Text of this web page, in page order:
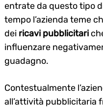
entrate da questo tipo
tempo l’azienda teme
dei ricavi pubblicitari
influenzare
guadagno.
Contestualmente
all’attività pubblicitaria